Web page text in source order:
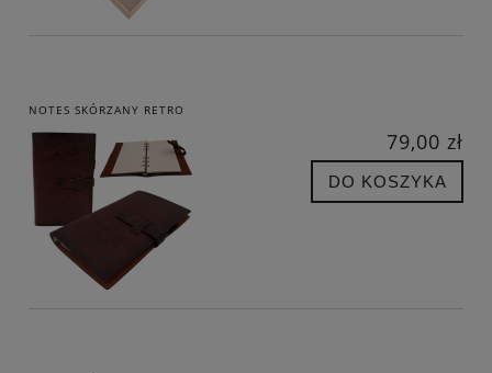
NOTES SKÓRZANY RETRO
79,00 zł
DO KOSZYKA